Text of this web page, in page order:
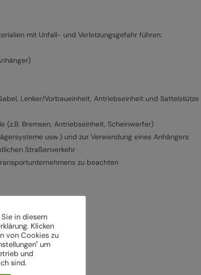
mit Unfall- und Verletzungsgefahr führen:
Lenker/Vorbaueinheit, Antriebseinheit und Sattelstütze
(z.B. Bremsen, Antriebseinheit, Scheinwerfer)
usw.) und zur Verwendung eines Anhängers
Straßenverkehr
zu beachten
in diesem
Klicken
von Cookies zu
um
und
sind.